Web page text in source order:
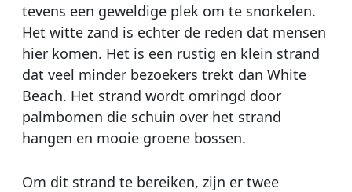
tevens een geweldige plek om te snorkelen.
Het witte zand is echter de reden dat mensen
hier komen. Het is een rustig en klein strand
dat veel minder bezoekers trekt dan White
Beach. Het strand wordt omringd door
palmbomen die schuin over het strand
hangen en mooie groene bossen.
Om dit strand te bereiken, zijn er twee